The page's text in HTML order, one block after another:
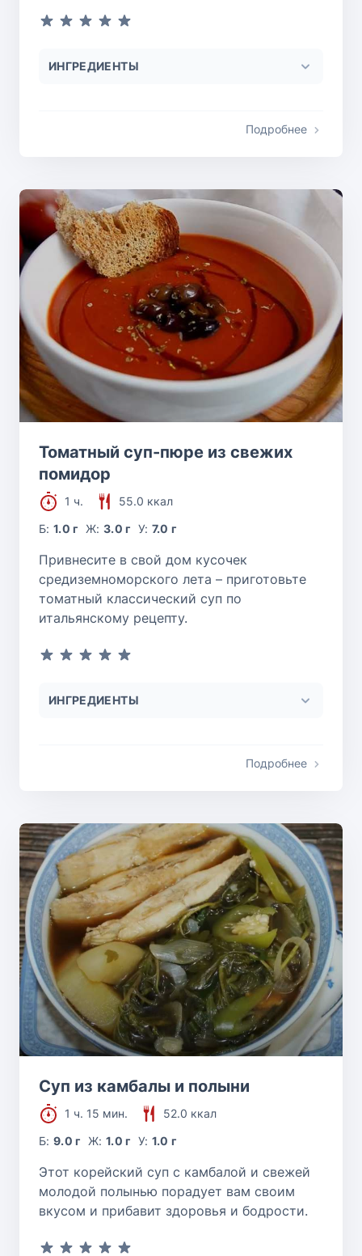
ИНГРЕДИЕНТЫ
Подробнее
Томатный суп-пюре из свежих
помидор
1 ч.
55.0 ккал
Б:1.0 г Ж: 3.0 г У: 7.0 г
Привнесите в свой дом кусочек
средиземноморского лета – приготовьте
томатный классический суп по
итальянскому рецепту.
ИНГРЕДИЕНТЫ
Подробнее
Суп из камбалы и полыни
1 ч. 15 мин.
52.0 ккал
Б:9.0 г Ж: 1.0 г У: 1.0 г
Этот корейский суп с камбалой и свежей
молодой полынью порадует вам своим
вкусом и прибавит здоровья и бодрости.